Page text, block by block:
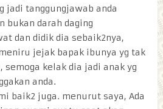
jadi tanggungjawab anda
bukan darah daging
dan didik dia sebaik2nya,
jejak bapak ibunya yg tak
semoga kelak dia jadi anak yg
anda.
baik2 juga. menurut saya, Ada